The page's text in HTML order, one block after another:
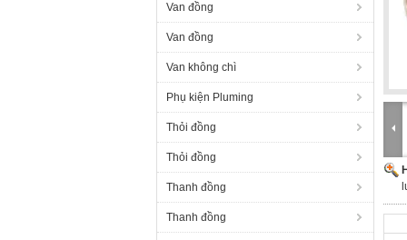
Van đồng
Van đồng
Van không chì
Phụ kiện Pluming
Thỏi đồng
Thỏi đồng
Thanh đồng
Thanh đồng